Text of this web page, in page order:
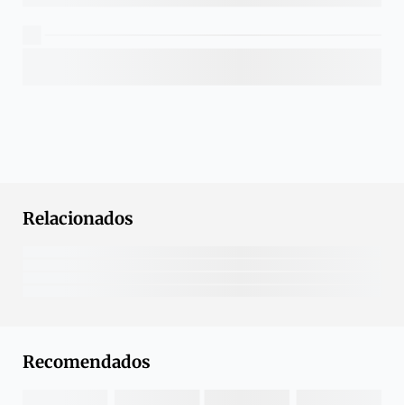
Relacionados
Recomendados